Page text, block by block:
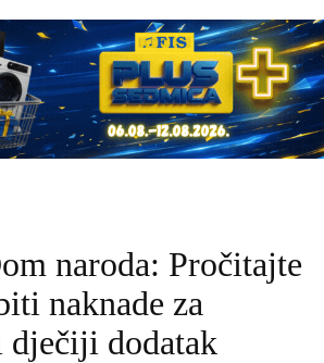
naroda: Pročitajte
naknade za
dodatak